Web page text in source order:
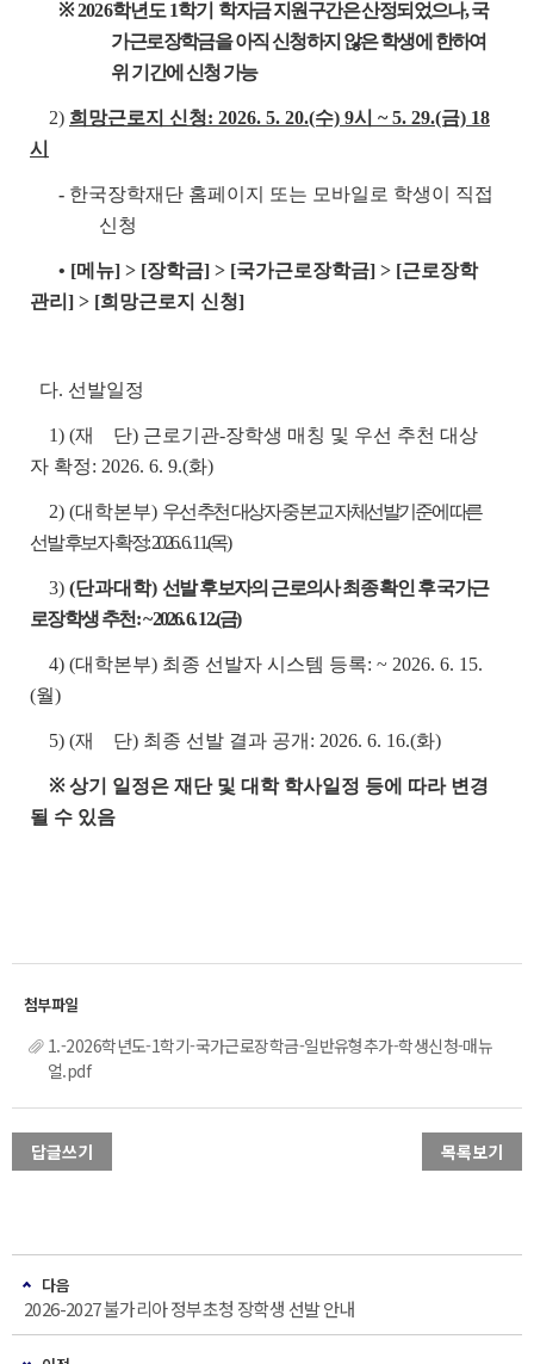
※ 2026학년도 1학기 학자금 지원구간은 산정되었으나, 국
가근로장학금을 아직 신청하지 않은 학생에 한하여
위 기간에 신청 가능
2) 희망근로지 신청: 2026. 5. 20.(수) 9시 ~ 5. 29.(금) 18
시
- 한국장학재단 홈페이지 또는 모바일로 학생이 직접
신청
• [메뉴] > [장학금] > [국가근로장학금] > [근로장학
관리] > [희망근로지 신청]
다. 선발일정
1) (재 단) 근로기관-장학생 매칭 및 우선 추천 대상
자 확정: 2026. 6. 9.(화)
2) (대학본부) 우선 추천 대상자 중 본교 자체선발기준에 따른
선발 후보자 확정: 2026. 6. 11.(목)
3) (단과대학) 선발 후보자의 근로의사 최종 확인 후 국가근
로장학생 추천:~ 2026. 6. 12.(금)
4) (대학본부) 최종 선발자 시스템 등록: ~ 2026. 6. 15.
(월)
5) (재 단) 최종 선발 결과 공개: 2026. 6. 16.(화)
※ 상기 일정은 재단 및 대학 학사일정 등에 따라 변경
될 수 있음
1.-2026학년도-1학기-국가근로장학금-일반유형추가-학생신청-매뉴
얼.pdf
답글쓰기 목록보기
다음
2026-2027 불가리아 정부초청 장학생 선발 안내